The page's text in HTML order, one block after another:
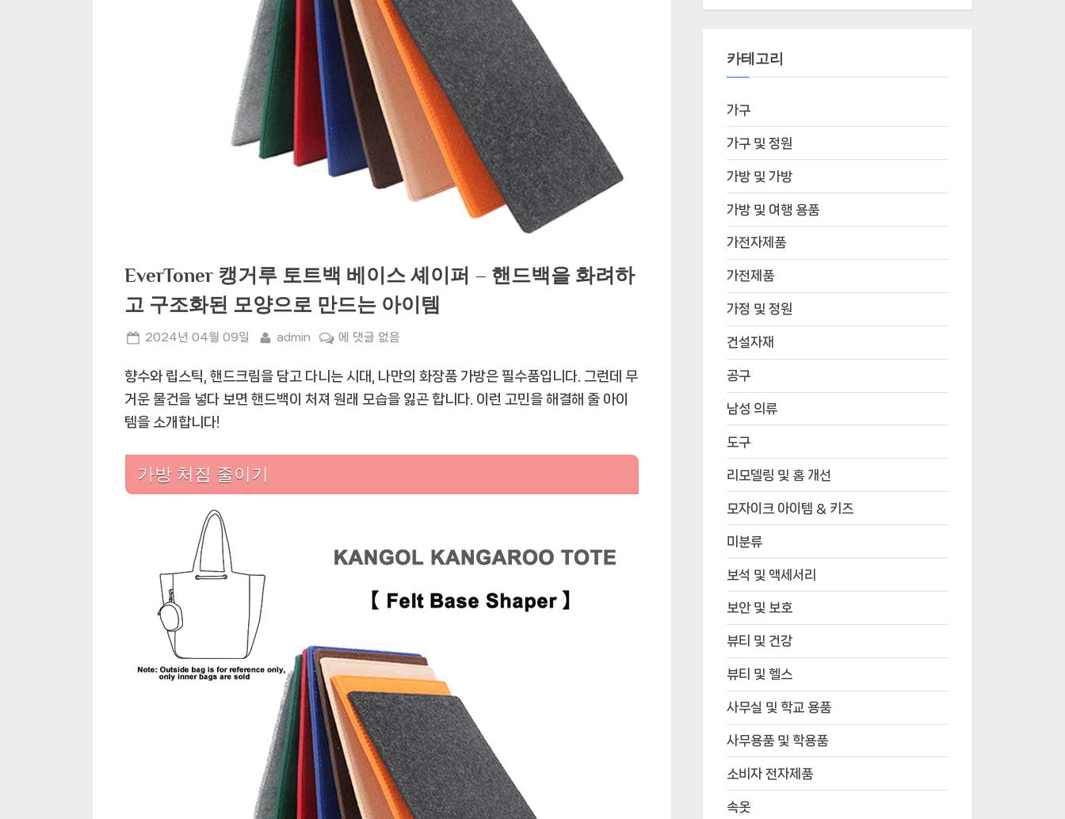
EverToner 캥거루 토트백 베이스 셰이퍼 – 핸드백을 화려하
고 구조화된 모양으로 만드는 아이템
Posted
2024년 04월 09일 By
admin
EverToner
거
루
백
이
이
백
을
화
려
하
고
구
조
화
에 댓글 없음
향수와 립스틱, 핸드크림을 담고 다니는 시대, 나만의 화장품 가방은 필수품입니다. 그런데 무
거운 물건을 넣다 보면 핸드백이 처져 원래 모습을 잃곤 합니다. 이런 고민을 해결해 줄 아이
템을 소개합니다!
가방 처짐 줄이기
카테고리
가구
가구 및 정원
가방 및 가방
가방 및 여행 용품
가전자제품
가전제품
가정 및 정원
건설자재
공구
남성 의류
도구
리모델링 및 홈 개선
모자이크 아이템 & 키즈
미분류
보석 및 액세서리
보안 및 보호
뷰티 및 건강
뷰티 및 헬스
사무실 및 학교 용품
사무용품 및 학용품
소비자 전자제품
속옷